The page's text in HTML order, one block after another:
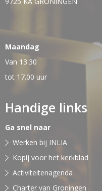
Maandag
Van 13.30
tot 17.00 uur
Handige links
Ga snel naar
Werken bij INLIA
Kopij voor het kerkblad
Activiteitenagenda
Charter van Groningen